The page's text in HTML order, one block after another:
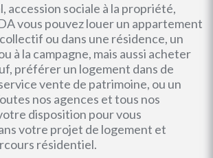
accession sociale à la propriété,
vous pouvez louer un appartement
ou dans une résidence, un
à la campagne, mais aussi acheter
préférer un logement dans de
vente de patrimoine, ou un
nos agences et tous nos
disposition pour vous
votre projet de logement et
résidentiel.